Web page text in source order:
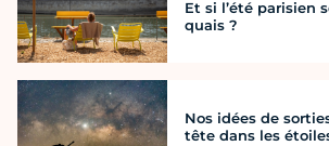
Et si l’été parisien
quais ?
Nos idées de
tête dans les